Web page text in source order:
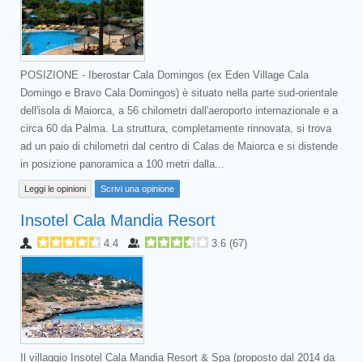
POSIZIONE - Iberostar Cala Domingos (ex Eden Village Cala
Domingo e Bravo Cala Domingos) è situato nella parte sud-orientale
dell'isola di Maiorca, a 56 chilometri dall'aeroporto internazionale e a
circa 60 da Palma. La struttura, completamente rinnovata, si trova
ad un paio di chilometri dal centro di Calas de Maiorca e si distende
in posizione panoramica a 100 metri dalla...
Leggi le opinioni Scrivi una opinione
Insotel Cala Mandia Resort
4.4 3.6 (67)
Il villaggio Insotel Cala Mandia Resort & Spa (proposto dal 2014 da